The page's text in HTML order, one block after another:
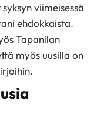
viimeisessä
ehdokkaista.
Tapanilan
myös uusilla on